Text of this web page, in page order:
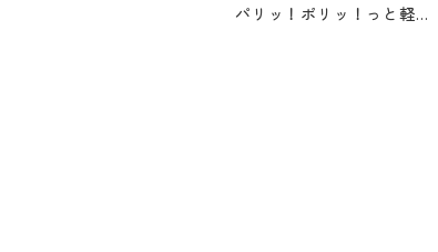
パリッ！ポリッ！っと軽い驚きの食感。 うまみが口いっぱいに広がる、家族みんなで楽しめる“やさしい”味わいのおつまみ昆布です。